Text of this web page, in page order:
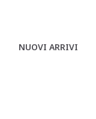
NUOVI ARRIVI